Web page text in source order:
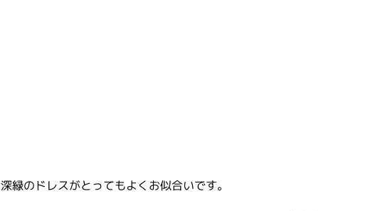
深緑のドレスがとってもよくお似合いです。